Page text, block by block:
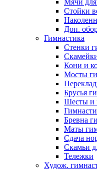
Мячи для
Стойки
Доп.
Гимнастика
Стенки
Кони и
Мосты
Брусья
Шесты и
Бревна
Маты
Сдача
Скамьи
Тележки
Худож.